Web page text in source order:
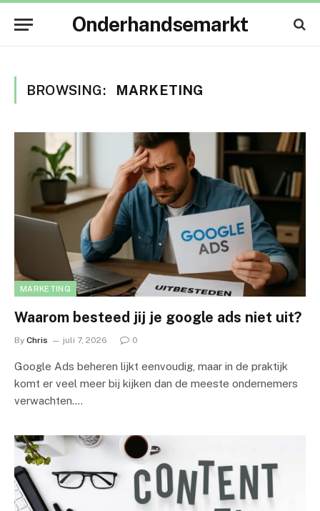
Onderhandsemarkt
BROWSING: MARKETING
MARKETING
Waarom besteed jij je google ads niet uit?
By Chris juli 7, 2026 0
Google Ads beheren lijkt eenvoudig, maar in de praktijk
komt er veel meer bij kijken dan de meeste ondernemers
verwachten.…